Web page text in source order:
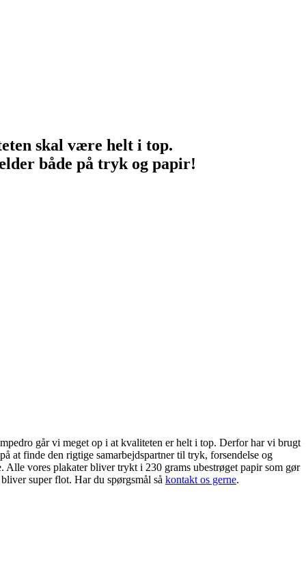
skal være helt i top.
både på tryk og papir!
går vi meget op i at kvaliteten er helt i top. Derfor har vi brugt
at finde den rigtige samarbejdspartner til tryk, forsendelse og
Alle vores plakater bliver trykt i 230 grams ubestrøget papir som gør
super flot. Har du spørgsmål så kontakt os gerne.